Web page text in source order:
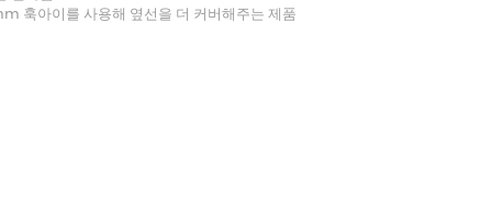
훅아이를 사용해 옆선을 더 커버해주는 제품